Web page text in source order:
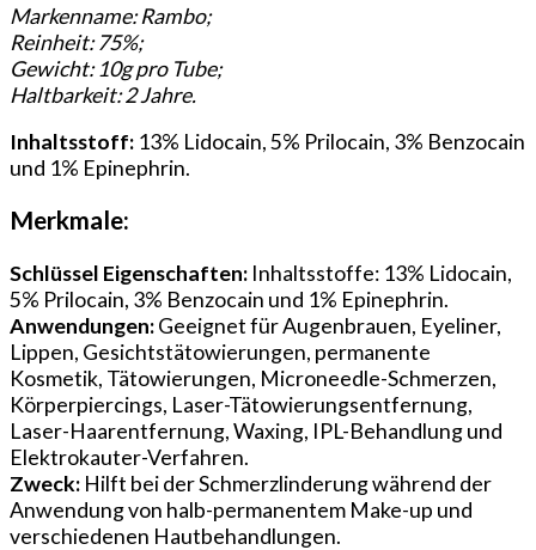
Markenname: Rambo;
Reinheit: 75%;
Gewicht: 10g pro Tube;
Haltbarkeit: 2 Jahre.
Inhaltsstoff: 13% Lidocain, 5% Prilocain, 3% Benzocain
und 1% Epinephrin.
Merkmale:
Schlüssel Eigenschaften: Inhaltsstoffe: 13% Lidocain,
5% Prilocain, 3% Benzocain und 1% Epinephrin.
Anwendungen:Geeignet für Augenbrauen, Eyeliner,
Lippen, Gesichtstätowierungen, permanente
Kosmetik, Tätowierungen, Microneedle-Schmerzen,
Körperpiercings, Laser-Tätowierungsentfernung,
Laser-Haarentfernung, Waxing, IPL-Behandlung und
Elektrokauter-Verfahren.
Zweck: Hilft bei der Schmerzlinderung während der
Anwendung von halb-permanentem Make-up und
verschiedenen Hautbehandlungen.